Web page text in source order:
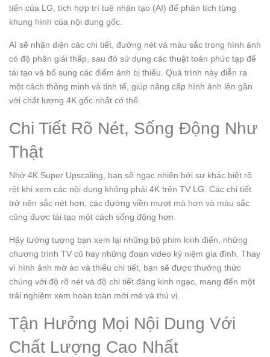
tiến của LG, tích hợp trí tuệ nhân tạo (AI) để phân tích từng
khung hình của nội dung gốc.
AI sẽ nhận diện các chi tiết, đường nét và màu sắc trong hình ảnh
có độ phân giải thấp, sau đó sử dụng các thuật toán phức tạp để
tái tạo và bổ sung các điểm ảnh bị thiếu. Quá trình này diễn ra
một cách thông minh và tinh tế, giúp nâng cấp hình ảnh lên gần
với chất lượng 4K gốc nhất có thể.
Chi Tiết Rõ Nét, Sống Động Như
Thật
Nhờ 4K Super Upscaling, bạn sẽ ngạc nhiên bởi sự khác biệt rõ
rệt khi xem các nội dung không phải 4K trên TV LG. Các chi tiết
trở nên sắc nét hơn, các đường viền mượt mà hơn và màu sắc
cũng được tái tạo một cách sống động hơn.
Hãy tưởng tượng bạn xem lại những bộ phim kinh điển, những
chương trình TV cũ hay những đoạn video kỷ niệm gia đình. Thay
vì hình ảnh mờ ảo và thiếu chi tiết, bạn sẽ được thưởng thức
chúng với độ rõ nét và độ chi tiết đáng kinh ngạc, mang đến một
trải nghiệm xem hoàn toàn mới mẻ và thú vị.
Tận Hưởng Mọi Nội Dung Với
Chất Lượng Cao Nhất